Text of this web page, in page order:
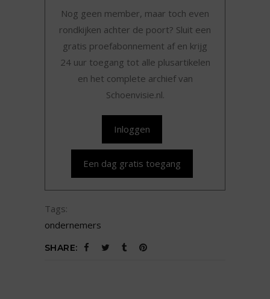
Nog geen member, maar toch even
rondkijken achter de poort? Sluit een
gratis proefabonnement af en krijg
24 uur toegang tot alle plusartikelen
en het complete archief van
Schoenvisie.nl.
Inloggen
Een dag gratis toegang
Tags:
ondernemers
SHARE: